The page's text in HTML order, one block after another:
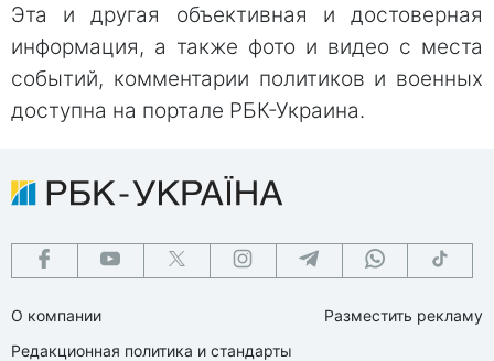
Эта и другая объективная и достоверная
информация, а также фото и видео с места
событий, комментарии политиков и военных
доступна на портале РБК-Украина.
О компании
Редакционная политика и стандарты
Разместить рекламу